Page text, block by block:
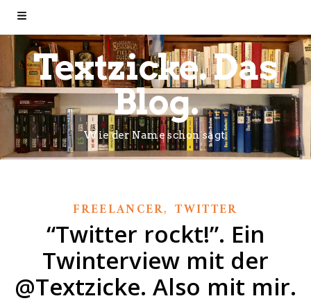
Textzicke. Das
Blog.
Wie der Name schon sagt.
FREELANCER,TWITTER
“Twitter rockt!”. Ein
Twinterview mit der
@Textzicke. Also mit mir.